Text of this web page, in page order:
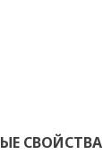
СВОЙСТВА